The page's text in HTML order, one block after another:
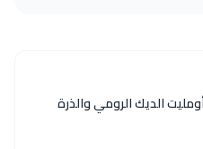
الديك الرومي والذرة